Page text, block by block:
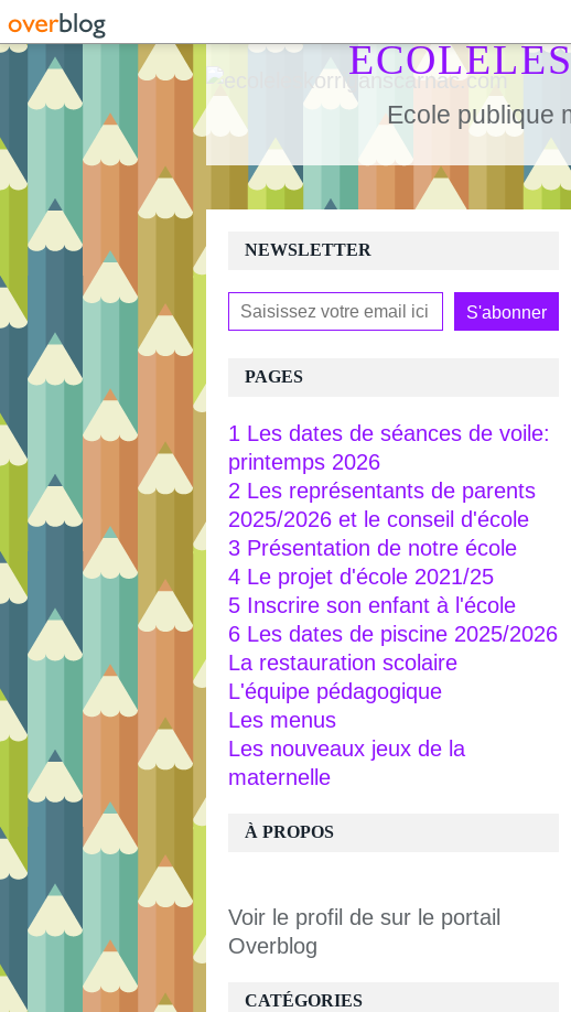
Ecole publique
NEWSLETTER
À PROPOS
Voir le profil de sur le portail
Overblog
PAGES
1 Les dates de séances de voile:
printemps 2026
2 Les représentants de parents
2025/2026 et le conseil d'école
3 Présentation de notre école
4 Le projet d'école 2021/25
5 Inscrire son enfant à l'école
6 Les dates de piscine 2025/2026
La restauration scolaire
L'équipe pédagogique
Les menus
Les nouveaux jeux de la
maternelle
CATÉGORIES